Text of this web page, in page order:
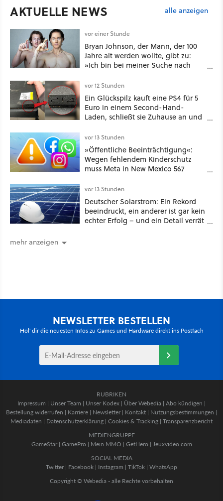
AKTUELLE NEWS alle anzeigen
vor einer Stunde
Bryan Johnson, der Mann, der 100
Jahre alt werden wollte, gibt zu:
»Ich bin bei meiner Suche nach
vor 12 Stunden
Ein Glückspilz kauft eine PS4 für 5
Euro in einem Second-Hand-
Laden, schließt sie Zuhause an und
funktionierende PlayStation [Best of
GameStar]
vor 13 Stunden
»Öffentliche Beeinträchtigung«:
Wegen fehlendem Kinderschutz
muss Meta in New Mexico 567
vor 13 Stunden
Deutscher Solarstrom: Ein Rekord
beeindruckt, ein anderer ist gar kein
echter Erfolg – und ein Detail verrät
mehr anzeigen
NEWSLETTER BESTELLEN
Hol' dir die neuesten Infos zu Games und Hardware direkt ins Postfach
RUBRIKEN
Impressum | Unser Team | Unser Kodex | Über Webedia | Abo kündigen |
Bestellung widerrufen | Karriere | Newsletter | Kontakt | Nutzungsbestimmungen |
Mediadaten | Datenschutzerklärung | Cookies & Tracking | Transparenzbericht
MEDIENGRUPPE
GameStar| GamePro | Mein MMO | GetHero | Jeuxvideo.com
SOCIAL MEDIA
Twitter | Facebook | Instagram | TikTok | WhatsApp
Copyright © Webedia - alle Rechte vorbehalten